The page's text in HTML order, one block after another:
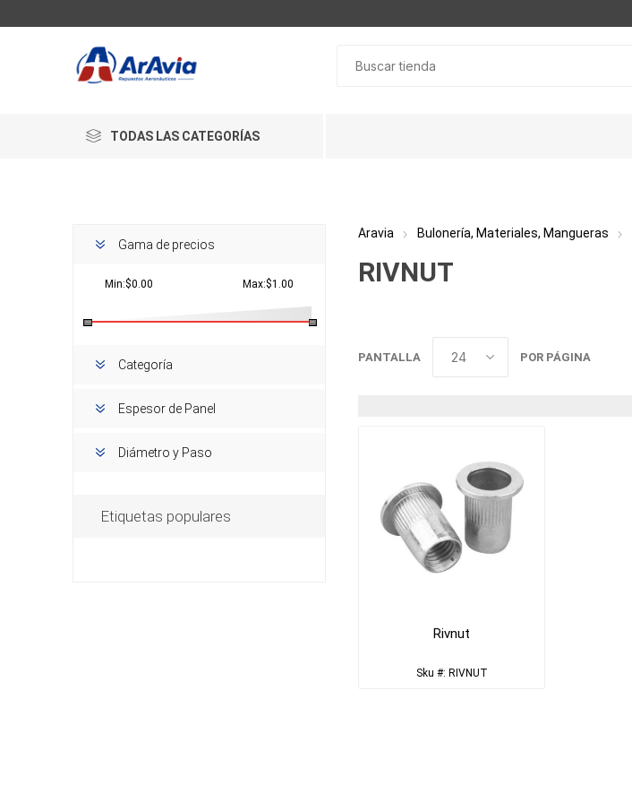
TODAS LAS CATEGORÍAS
Aravia Bulonería, Materiales, Mangueras
RIVNUT
PANTALLA POR PÁGINA
Rivnut
Sku #: RIVNUT
Gama de precios
Min:$0.00 Max:$1.00
Categoría
Espesor de Panel
Diámetro y Paso
Etiquetas populares